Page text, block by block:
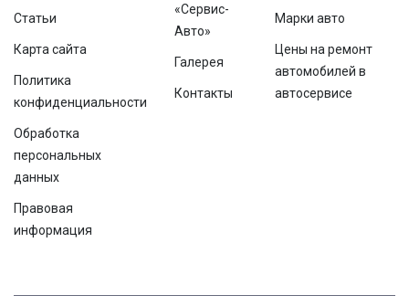
Статьи
Карта сайта
Политика
конфиденциальности
Обработка
персональных
данных
Правовая
информация
«Сервис-
Авто»
Галерея
Контакты
Марки авто
Цены на ремонт
автомобилей в
автосервисе